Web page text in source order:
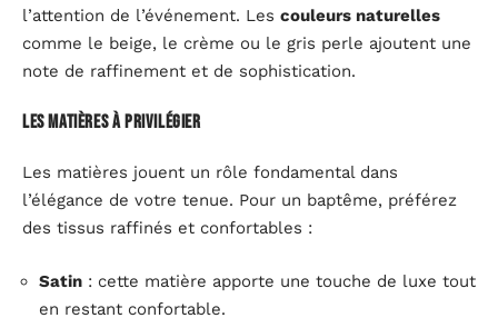
l’attention de l’événement. Les couleurs naturelles
comme le beige, le crème ou le gris perle ajoutent une
note de raffinement et de sophistication.
Les matières à privilégier
Les matières jouent un rôle fondamental dans
l’élégance de votre tenue. Pour un baptême, préférez
des tissus raffinés et confortables :
Satin : cette matière apporte une touche de luxe tout
en restant confortable.